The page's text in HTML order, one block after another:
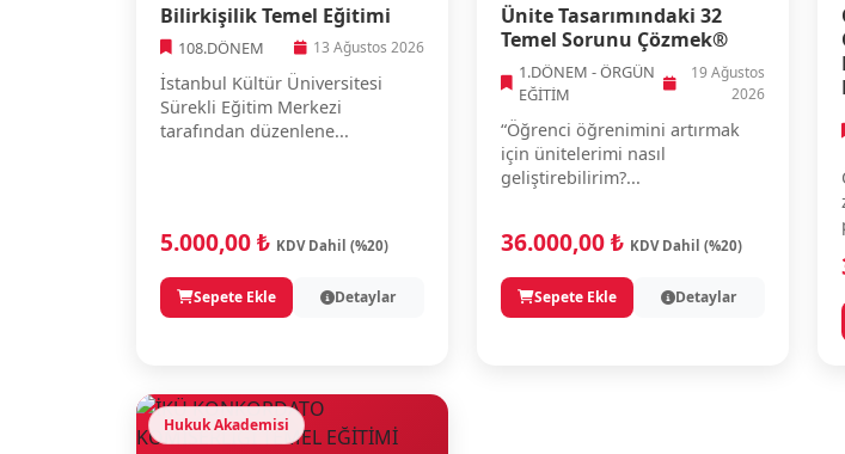
Bilirkişilik Temel Eğitimi
108.DÖNEM 13 Ağustos 2026
İstanbul Kültür Üniversitesi
Sürekli Eğitim Merkezi
tarafından düzenlene...
5.000,00 ₺ KDV Dahil (%20)
Sepete Ekle Detaylar
Ünite Tasarımındaki 32
Temel Sorunu Çözmek®
1.DÖNEM - ÖRGÜN
EĞİTİM
19 Ağustos
2026
“Öğrenci öğrenimini artırmak
için ünitelerimi nasıl
geliştirebilirim?...
36.000,00 ₺ KDV Dahil (%20)
Sepete Ekle Detaylar
Hukuk Akademisi